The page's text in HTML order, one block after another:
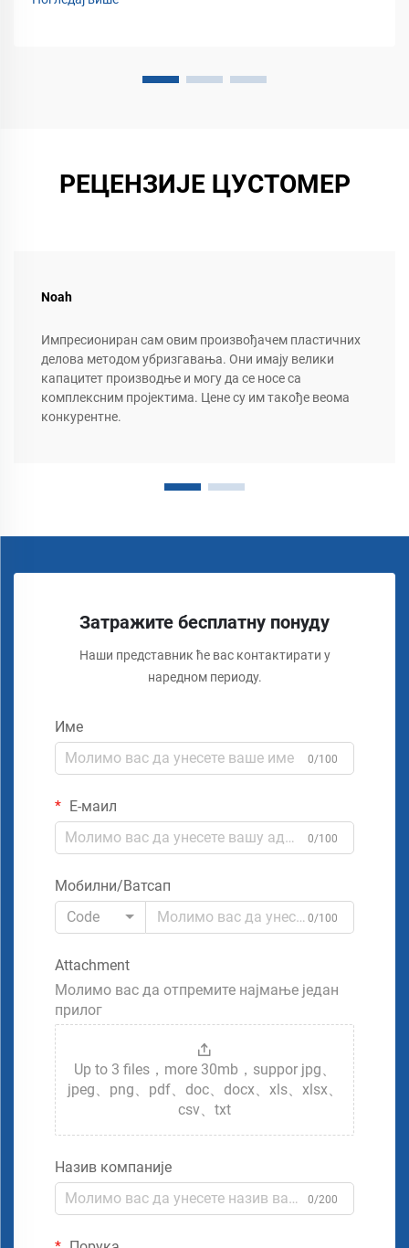
РЕЦЕНЗИЈЕ ЦУСТОМЕР
Noah
Импресиониран сам овим произвођачем пластичних
делова методом убризгавања. Они имају велики
капацитет производње и могу да се носе са
комплексним пројектима. Цене су им такође веома
конкурентне.
Затражите бесплатну понуду
Наши представник ће вас контактирати у
наредном периоду.
Име
0/100
Е-маил
0/100
Мобилни/Ватсап
Code
0/100
Attachment
Молимо вас да отпремите најмање један
прилог
Up to 3 files，more 30mb，suppor jpg、
jpeg、png、pdf、doc、docx、xls、xlsx、
csv、txt
Назив компаније
0/200